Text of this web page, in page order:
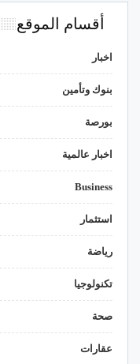
أقسام الموقع
اخبار
بنوك وتأمين
بورصة
اخبار عالمية
Business
استثمار
رياضة
تكنولوجيا
صحة
عقارات